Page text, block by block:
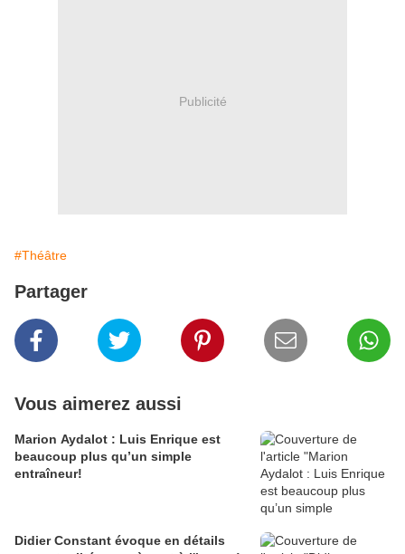
Publicité
#Théâtre
Partager
Vous aimerez aussi
Marion Aydalot : Luis Enrique est
beaucoup plus qu’un simple
entraîneur!
Didier Constant évoque en détails